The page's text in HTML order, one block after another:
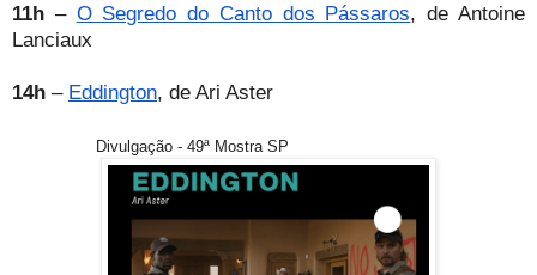
11h – O Segredo do Canto dos Pássaros, de Antoine
Lanciaux
14h – Eddington, de Ari Aster
Divulgação - 49ª Mostra SP